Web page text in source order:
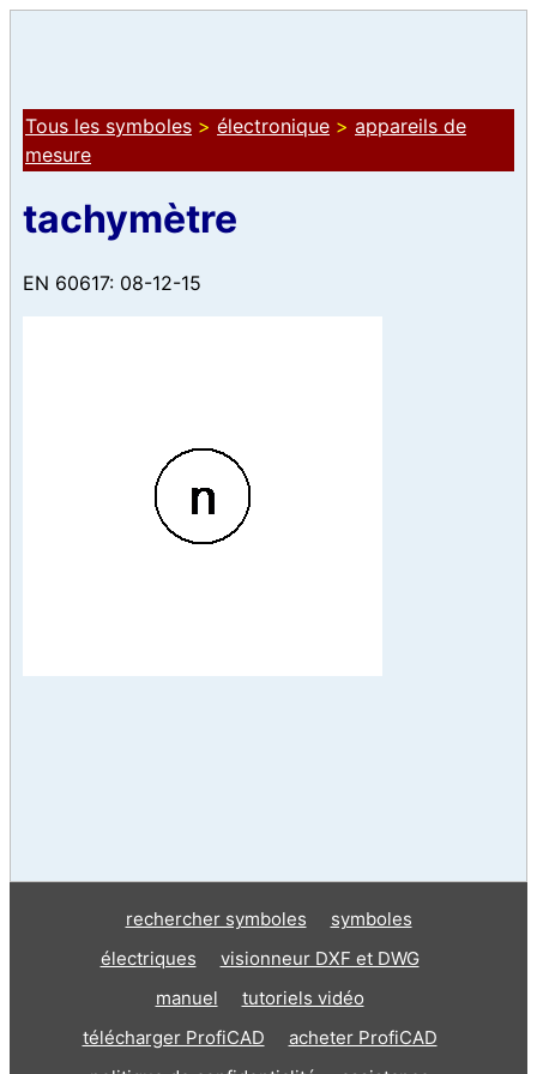
Tous les symboles > électronique > appareils de
mesure
tachymètre
EN 60617: 08-12-15
rechercher symboles
symboles
électriques
visionneur DXF et DWG
manuel
tutoriels vidéo
télécharger ProfiCAD
acheter ProfiCAD